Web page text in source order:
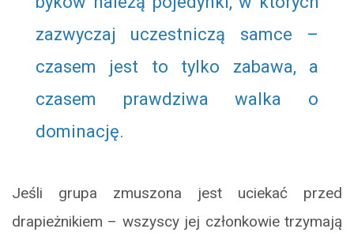
zazwyczaj uczestniczą samce –
czasem jest to tylko zabawa, a
czasem prawdziwa walka o
dominację.
Jeśli grupa zmuszona jest uciekać przed
drapieżnikiem – wszyscy jej członkowie trzymają